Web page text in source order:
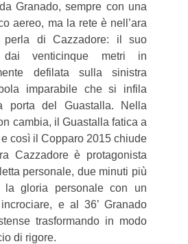
Granado, sempre con una
aereo, ma la rete è nell’ara
perla di Cazzadore: il suo
dai venticinque metri in
defilata sulla sinistra
imparabile che si infila
porta del Guastalla. Nella
cambia, il Guastalla fatica a
così il Copparo 2015 chiude
Cazzadore è protagonista
personale, due minuti più
la gloria personale con un
e al 36’ Granado
trasformando in modo
di rigore.